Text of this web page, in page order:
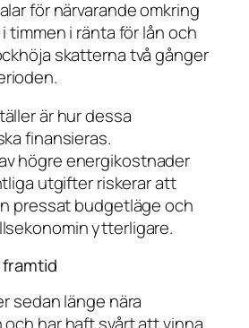
för närvarande omkring
timmen i ränta för lån och
skatterna två gånger
är hur dessa
finansieras.
högre energikostnader
utgifter riskerar att
pressat budgetläge och
ytterligare.
sedan länge nära